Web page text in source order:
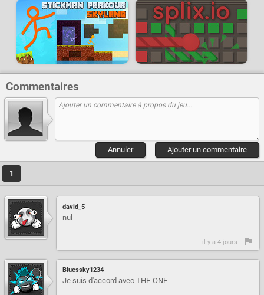
Commentaires
Ajouter un commentaire
Annuler
1
david_5
nul
il y a 4 jours -
Bluessky1234
Je suis d'accord avec THE-ONE